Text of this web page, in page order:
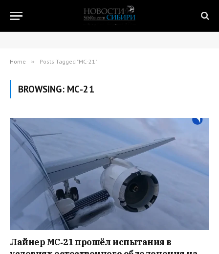
Home » Posts Tagged "МС-21"
BROWSING: МС-21
Лайнер МС‑21 прошёл испытания в